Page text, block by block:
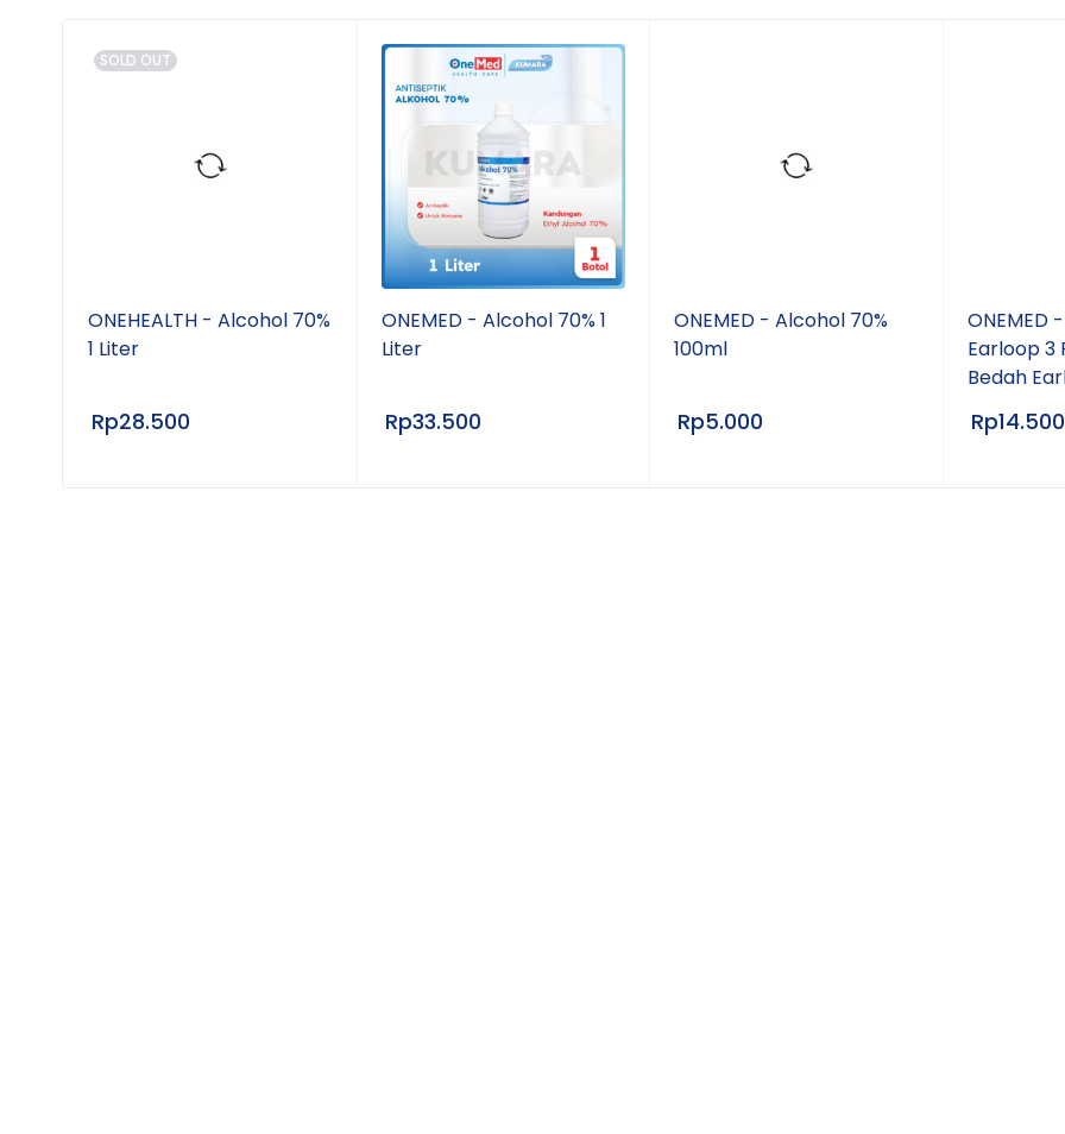
SOLD OUT
ONEHEALTH - Alcohol 70%
1 Liter
Rp28.500
ONEMED - Alcohol 70% 1
Liter
Rp33.500
ONEMED - Alcohol 70%
100ml
Rp5.000
ONEMED
Earloop 3
Bedah
Rp14.500